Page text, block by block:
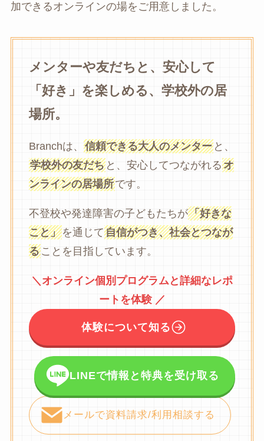
加できるオンラインの場をご用意しました。
メンターや友だちと、安心して
「好き」を楽しめる、学校外の居
場所。
Branchは、 信頼できる大人のメンターと、
学校外の友だちと、安心してつながれるオ
ンラインの居場所です。
不登校や発達障害の子どもたちが「好きな
こと」を通じて自信がつき、社会とつなが
ることを目指しています。
＼オンライン個別プログラムと詳細なレポ
ートを体験 ／
体験について知る
LINEで情報と特典を受け取る
メールで資料請求/利用相談する